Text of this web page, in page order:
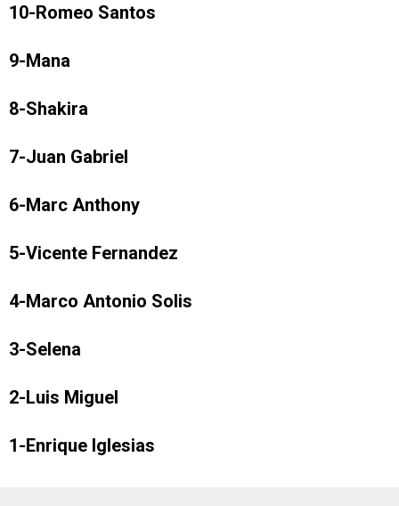
10-Romeo Santos
9-Mana
8-Shakira
7-Juan Gabriel
6-Marc Anthony
5-Vicente Fernandez
4-Marco Antonio Solis
3-Selena
2-Luis Miguel
1-Enrique Iglesias